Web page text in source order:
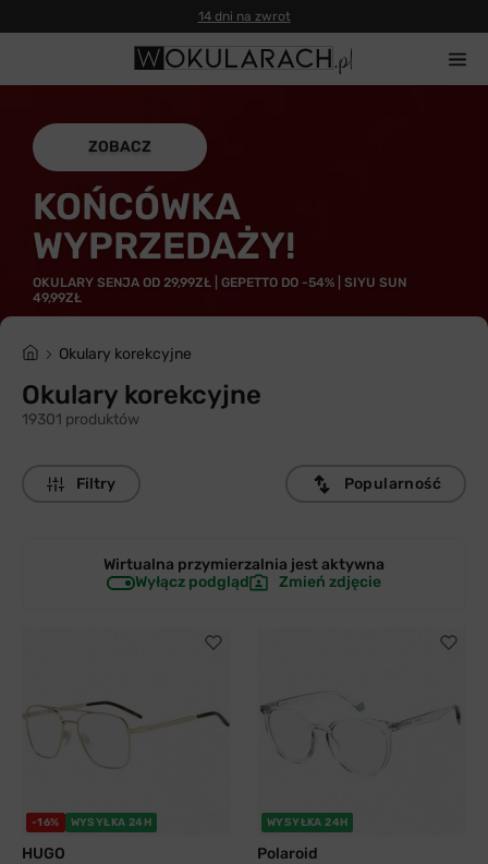
ZOBACZ
KOŃCÓWKA
WYPRZEDAŻY!
OKULARY SENJA OD 29,99ZŁ | GEPETTO DO -54% | SIYU SUN
49,99ZŁ
Okulary korekcyjne
Okulary korekcyjne
19301 produktów
Filtry Popularność
Wirtualna przymierzalnia jestaktywna
Wyłącz podgląd
Zmień zdjęcie
-16% WYSYŁKA 24H
HUGO
WYSYŁKA 24H
Polaroid